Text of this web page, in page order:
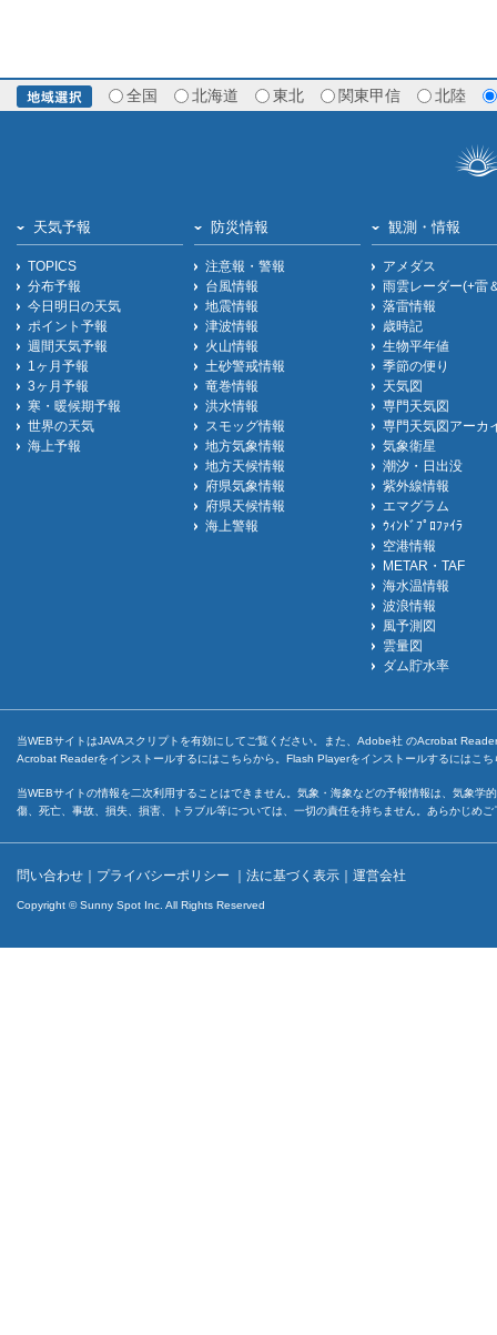
全国 北海道 東北 関東甲信 北陸
天気予報
TOPICS
分布予報
今日明日の天気
ポイント予報
週間天気予報
1ヶ月予報
3ヶ月予報
寒・暖候期予報
世界の天気
海上予報
防災情報
注意報・警報
台風情報
地震情報
津波情報
火山情報
土砂警戒情報
竜巻情報
洪水情報
スモッグ情報
地方気象情報
地方天候情報
府県気象情報
府県天候情報
海上警報
観測・情報
アメダス
雨雲レーダー(+雷
落雷情報
歳時記
生物平年値
季節の便り
天気図
専門天気図
専門天気図アーカ
気象衛星
潮汐・日出没
紫外線情報
エマグラム
ｳｨﾝﾄﾞﾌﾟﾛﾌｧｲﾗ
空港情報
METAR・TAF
海水温情報
波浪情報
風予測図
雲量図
ダム貯水率
当WEBサイトはJAVAスクリプトを有効にしてご覧ください。また、Adobe社 のAcrobat
Acrobat Readerをインストールするには こちらから。Flash Playerをインストールするには こち
当WEBサイトの情報を二次利用することはできません。気象・海象などの予報情報は、気象
傷、死亡、事故、損失、損害、トラブル等については、一切の責任を持ちません。あらかじめ
問い合わせ ｜ プライバシーポリシー ｜ 法に基づく表示 ｜ 運営会社
Copyright © Sunny Spot Inc. All Rights Reserved